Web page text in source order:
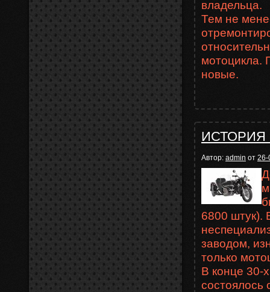
владельца.
Тем не
мотоцикла.
новые.
ИСТОРИЯ
Автор: admin от 26-
6800 штук).
заводом,
только
В конце 30-
состоялось